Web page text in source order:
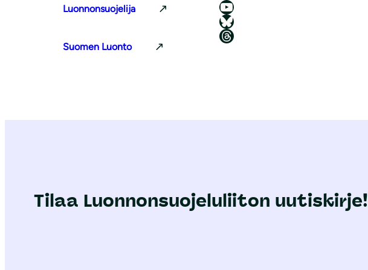
Luonnonsuojelija
Suomen Luonto
Luonnonsuojeluliiton YouTube-kanava
Luonnonsuojeluliitto Blueskyssa
Luonnonsuojeluliitto Threadsissa
Tilaa Luonnonsuojeluliiton uutiskirje!